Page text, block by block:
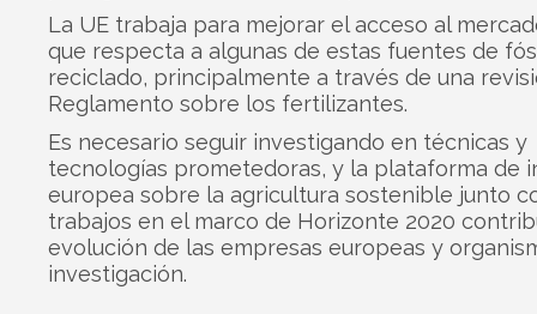
La UE trabaja para mejorar el acceso al
que respecta a algunas de estas fuentes de
reciclado, principalmente a través de una
Reglamento sobre los fertilizantes.
Es necesario seguir investigando en técnicas y
tecnologías prometedoras, y la plataforma de
europea sobre la agricultura sostenible junto
trabajos en el marco de Horizonte 2020
evolución de las empresas europeas y
investigación.